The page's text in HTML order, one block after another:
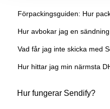
Förpackingsguiden: Hur
Hur avbokar jag en
Vad får jag inte skicka med
Hur hittar jag min närmsta
Hur fungerar Sendify?